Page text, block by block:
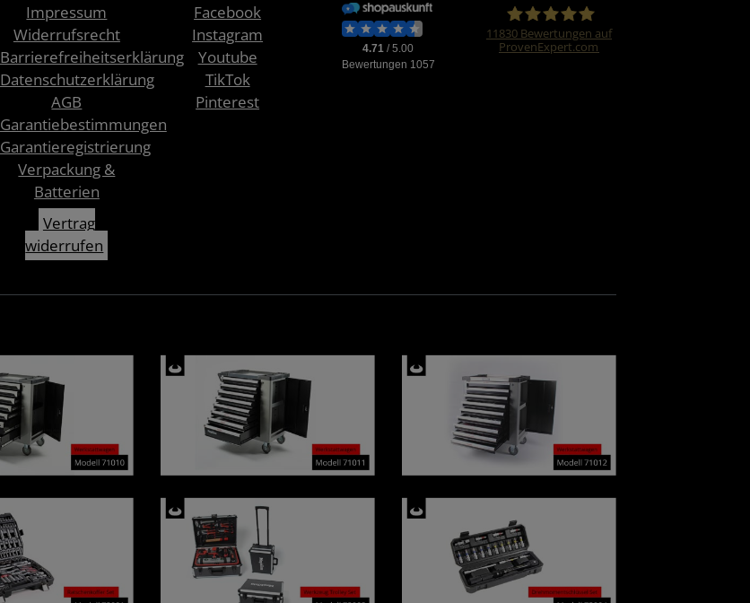
Impressum
Widerrufsrecht
Barrierefreiheitserklärung
Datenschutzerklärung
AGB
Garantiebestimmungen
Garantieregistrierung
Verpackung &
Batterien
Vertrag
widerrufen
Facebook
Instagram
Youtube
TikTok
Pinterest
11830Bewertungen auf
ProvenExpert.com